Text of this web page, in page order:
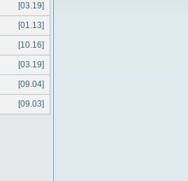
[03.19]
[01.13]
[10.16]
[03.19]
[09.04]
[09.03]